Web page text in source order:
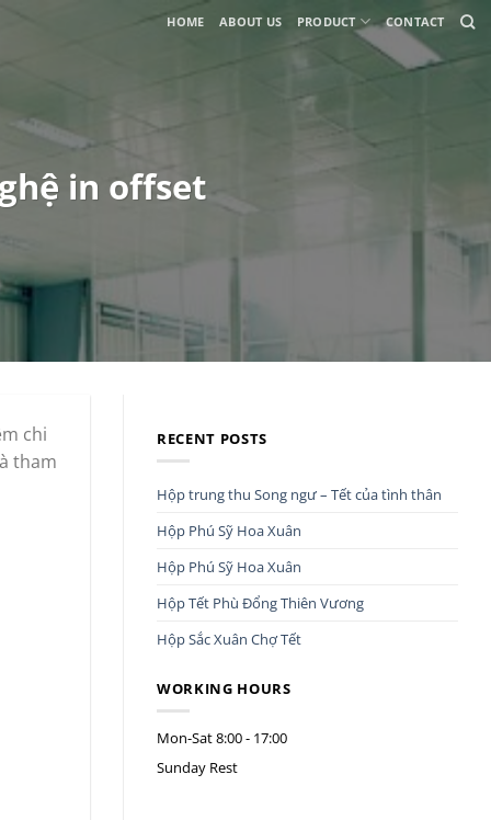
HOME ABOUT US PRODUCT CONTACT
in offset
chi
tham
RECENT POSTS
Hộp trung thu Song ngư – Tết của tình thân
Hộp Phú Sỹ Hoa Xuân
Hộp Phú Sỹ Hoa Xuân
Hộp Tết Phù Đổng Thiên Vương
Hộp Sắc Xuân Chợ Tết
WORKING HOURS
Mon-Sat8:00 - 17:00
Sunday Rest